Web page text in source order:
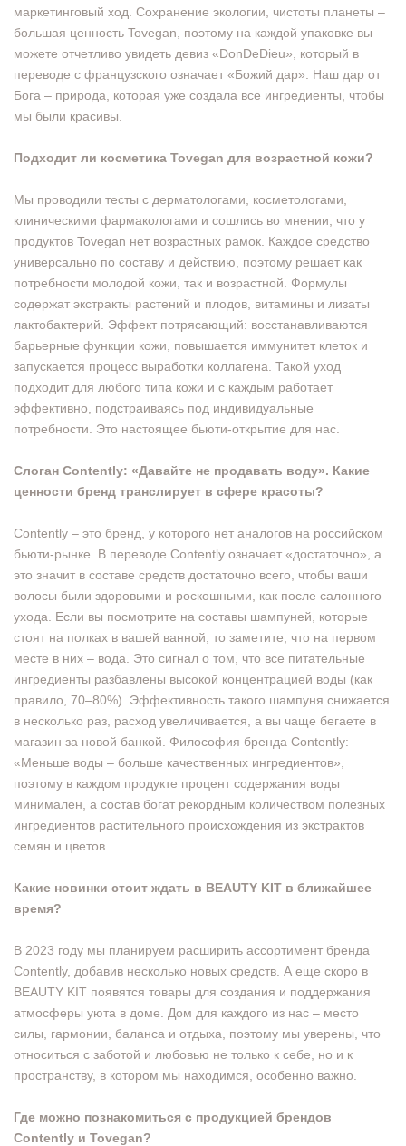
маркетинговый ход. Сохранение экологии, чистоты планеты –
большая ценность Tovegan, поэтому на каждой упаковке вы
можете отчетливо увидеть девиз «DonDeDieu», который в
переводе с французского означает «Божий дар». Наш дар от
Бога – природа, которая уже создала все ингредиенты, чтобы
мы были красивы.
Подходит ли косметика Tovegan для возрастной кожи?
Мы проводили тесты с дерматологами, косметологами,
клиническими фармакологами и сошлись во мнении, что у
продуктов Tovegan нет возрастных рамок. Каждое средство
универсально по составу и действию, поэтому решает как
потребности молодой кожи, так и возрастной. Формулы
содержат экстракты растений и плодов, витамины и лизаты
лактобактерий. Эффект потрясающий: восстанавливаются
барьерные функции кожи, повышается иммунитет клеток и
запускается процесс выработки коллагена. Такой уход
подходит для любого типа кожи и с каждым работает
эффективно, подстраиваясь под индивидуальные
потребности. Это настоящее бьюти-открытие для нас.
Слоган Contently: «Давайте не продавать воду». Какие
ценности бренд транслирует в сфере красоты?
Contently – это бренд, у которого нет аналогов на российском
бьюти-рынке. В переводе Contently означает «достаточно», а
это значит в составе средств достаточно всего, чтобы ваши
волосы были здоровыми и роскошными, как после салонного
ухода. Если вы посмотрите на составы шампуней, которые
стоят на полках в вашей ванной, то заметите, что на первом
месте в них – вода. Это сигнал о том, что все питательные
ингредиенты разбавлены высокой концентрацией воды (как
правило, 70–80%). Эффективность такого шампуня снижается
в несколько раз, расход увеличивается, а вы чаще бегаете в
магазин за новой банкой. Философия бренда Contently:
«Меньше воды – больше качественных ингредиентов»,
поэтому в каждом продукте процент содержания воды
минимален, а состав богат рекордным количеством полезных
ингредиентов растительного происхождения из экстрактов
семян и цветов.
Какие новинки стоит ждать в BEAUTY KIT в ближайшее
время?
В 2023 году мы планируем расширить ассортимент бренда
Contently, добавив несколько новых средств. А еще скоро в
BEAUTY KIT появятся товары для создания и поддержания
атмосферы уюта в доме. Дом для каждого из нас – место
силы, гармонии, баланса и отдыха, поэтому мы уверены, что
относиться с заботой и любовью не только к себе, но и к
пространству, в котором мы находимся, особенно важно.
Где можно познакомиться с продукцией брендов
Contently и Tovegan?